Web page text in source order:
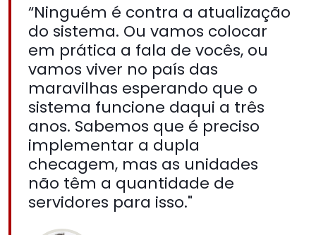
“Ninguém é contra a atualização
do sistema. Ou vamos colocar
em prática a fala de vocês, ou
vamos viver no país das
maravilhas esperando que o
sistema funcione daqui a três
anos. Sabemos que é preciso
implementar a dupla
checagem, mas as unidades
não têm a quantidade de
servidores para isso."